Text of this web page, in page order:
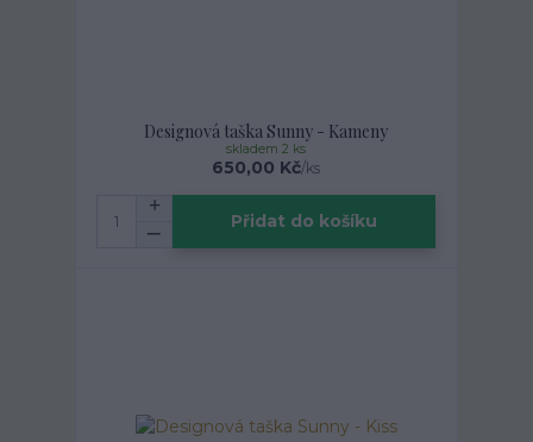
Designová taška Sunny - Kameny
650,00 Kč/ks
skladem 2 ks
Přidat do košíku